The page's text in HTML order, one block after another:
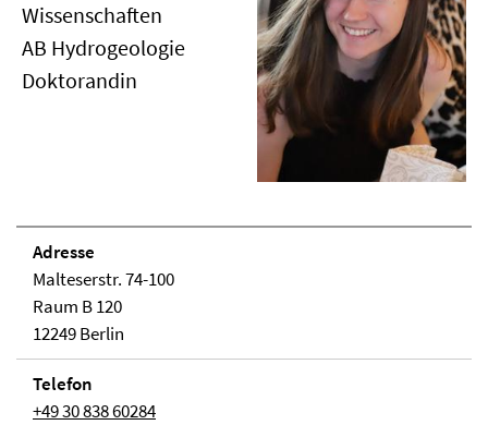
Wissenschaften
AB Hydrogeologie
Doktorandin
Adresse
Malteserstr. 74-100
Raum B 120
12249 Berlin
Telefon
+49 30 838 60284